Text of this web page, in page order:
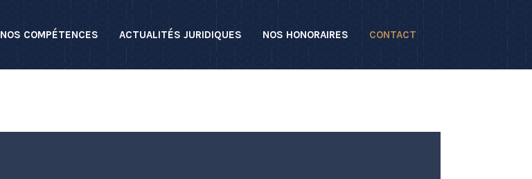
NOS COMPÉTENCES ACTUALITÉS JURIDIQUES NOS HONORAIRES CONTACT